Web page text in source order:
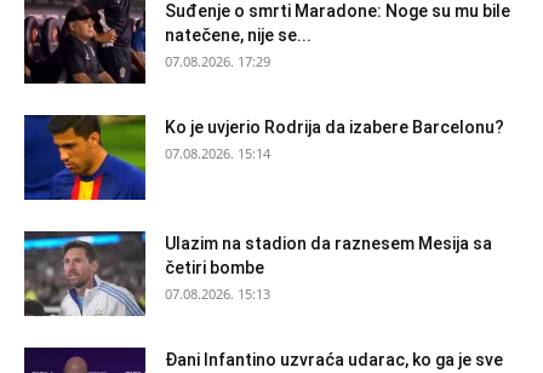
Suđenje o smrti Maradone: Noge su mu bile
natečene, nije se...
07.08.2026. 17:29
Ko je uvjerio Rodrija da izabere Barcelonu?
07.08.2026. 15:14
Ulazim na stadion da raznesem Mesija sa
četiri bombe
07.08.2026. 15:13
Đani Infantino uzvraća udarac, ko ga je sve